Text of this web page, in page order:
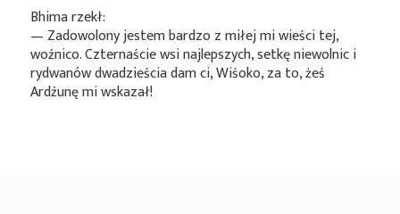
Bhima rzekł:
— Zadowolony jestem bardzo z miłej mi wieści tej,
woźnico. Czternaście wsi najlepszych, setkę niewolnic i
rydwanów dwadzieścia dam ci, Wiśoko, za to, żeś
Ardźunę mi wskazał!